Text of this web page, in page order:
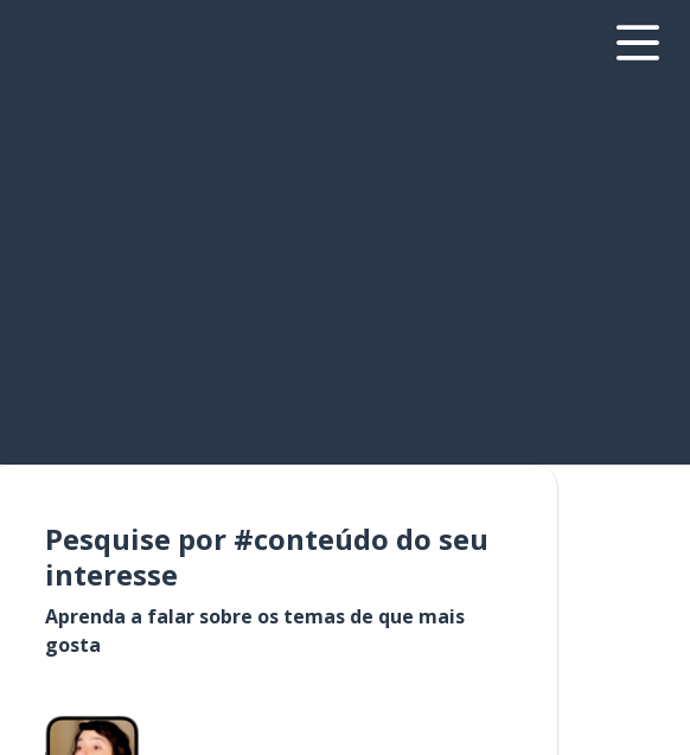
Pesquise por #conteúdo do seu
interesse
Aprenda a falar sobre os temas de que mais
gosta